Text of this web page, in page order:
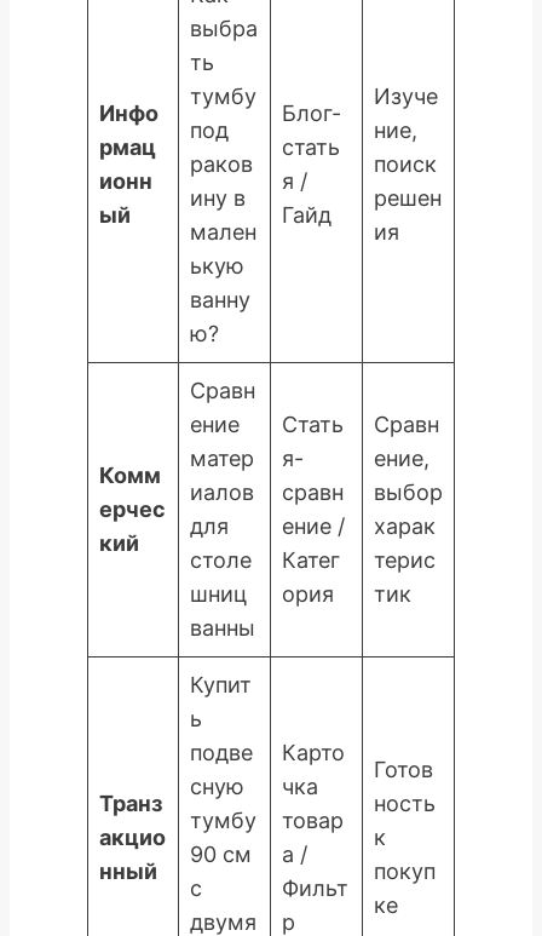
Инфо
рмац
ионн
ый
выбра
ть
тумбу
под
раков
ину в
мален
ькую
ванну
ю?
Блог-
стать
я /
Гайд
Изуче
ние,
поиск
решен
ия
Комм
ерчес
кий
Сравн
ение
матер
иалов
для
столе
шниц
ванны
Стать
я-
сравн
ение /
Катег
ория
Сравн
ение,
выбор
харак
терис
тик
Транз
акцио
нный
Купит
ь
подве
сную
тумбу
90 см
с
двумя
Карто
чка
товар
а /
Фильт
р
Готов
ность
к
покуп
ке